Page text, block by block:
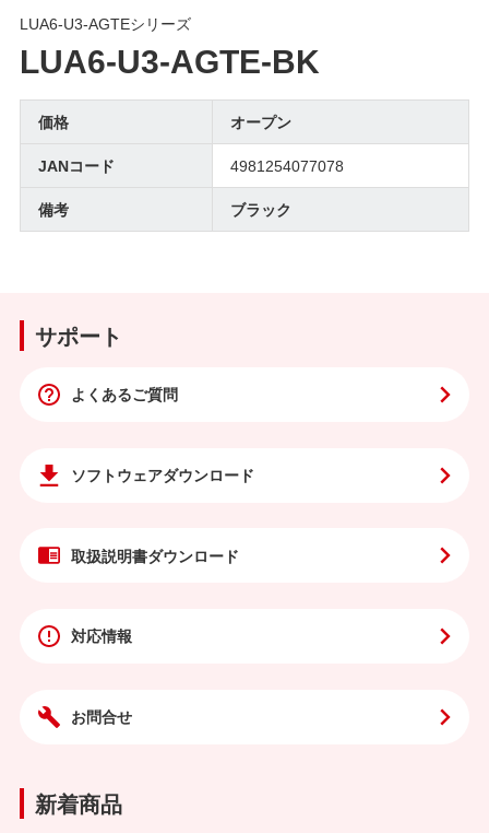
LUA6-U3-AGTEシリーズ
LUA6-U3-AGTE-BK
価格
オープン
JANコード
4981254077078
備考
ブラック
サポート
よくあるご質問
ソフトウェアダウンロード
取扱説明書ダウンロード
対応情報
お問合せ
新着商品